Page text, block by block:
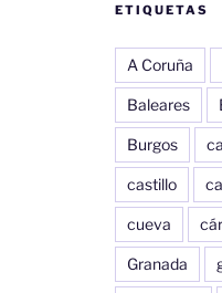
ETIQUETAS
A Coruña
Baleares
Burgos
castillo
cueva
Granada